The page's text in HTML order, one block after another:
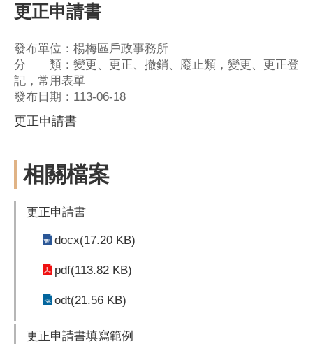
更正申請書
發布單位：楊梅區戶政事務所
分 類：變更、更正、撤銷、廢止類，變更、更正登
記，常用表單
發布日期：113-06-18
更正申請書
相關檔案
更正申請書
docx(17.20 KB)
pdf(113.82 KB)
odt(21.56 KB)
更正申請書填寫範例